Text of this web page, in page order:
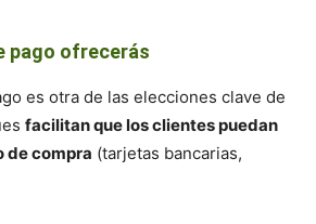
pago ofrecerás
es otra de las elecciones clave de
facilitan que los clientes puedan
de compra (tarjetas bancarias,